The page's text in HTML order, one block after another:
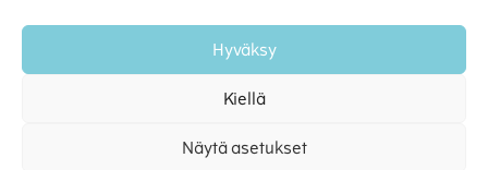
Hyväksy
Kiellä
Näytä asetukset